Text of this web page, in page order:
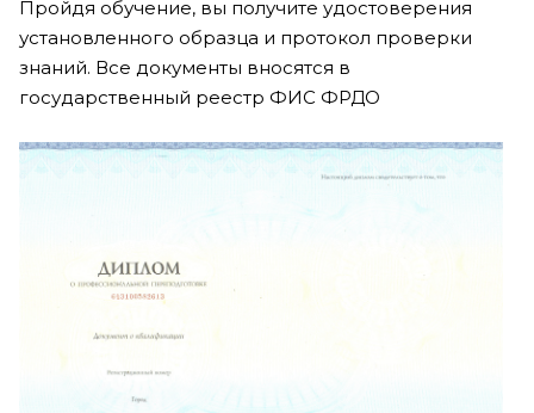
Пройдя обучение, вы получите удостоверения
установленного образца и протокол проверки
знаний. Все документы вносятся в
государственный реестр ФИС ФРДО